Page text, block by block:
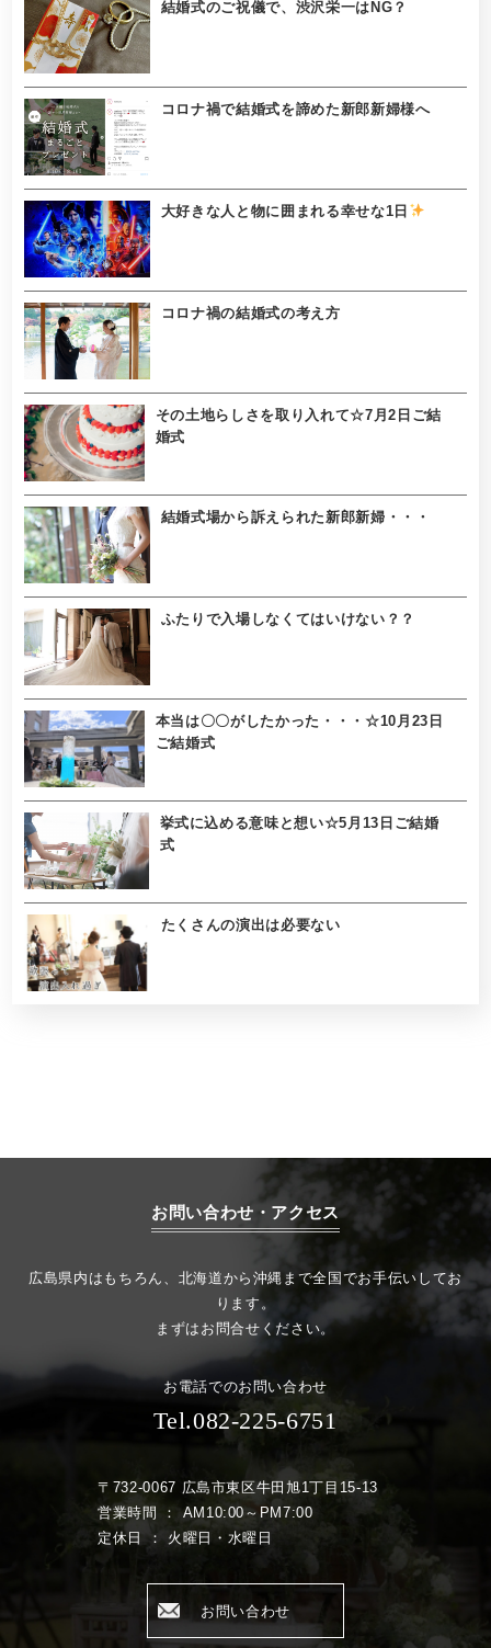
結婚式のご祝儀で、渋沢栄一はNG？
コロナ禍で結婚式を諦めた新郎新婦様へ
大好きな人と物に囲まれる幸せな1日
コロナ禍の結婚式の考え方
その土地らしさを取り入れて☆7月2日ご結
婚式
結婚式場から訴えられた新郎新婦・・・
ふたりで入場しなくてはいけない？？
本当は〇〇がしたかった・・・☆10月23日
ご結婚式
挙式に込める意味と想い☆5月13日ご結婚
式
たくさんの演出は必要ない
お問い合わせ・アクセス
広島県内はもちろん、北海道から沖縄まで全国でお手伝いしてお
ります。
まずはお問合せください。
お電話でのお問い合わせ
Tel.082-225-6751
〒732-0067 広島市東区牛田旭1丁目15-13
営業時間 ： AM10:00～PM7:00
定休日 ： 火曜日・水曜日
お問い合わせ